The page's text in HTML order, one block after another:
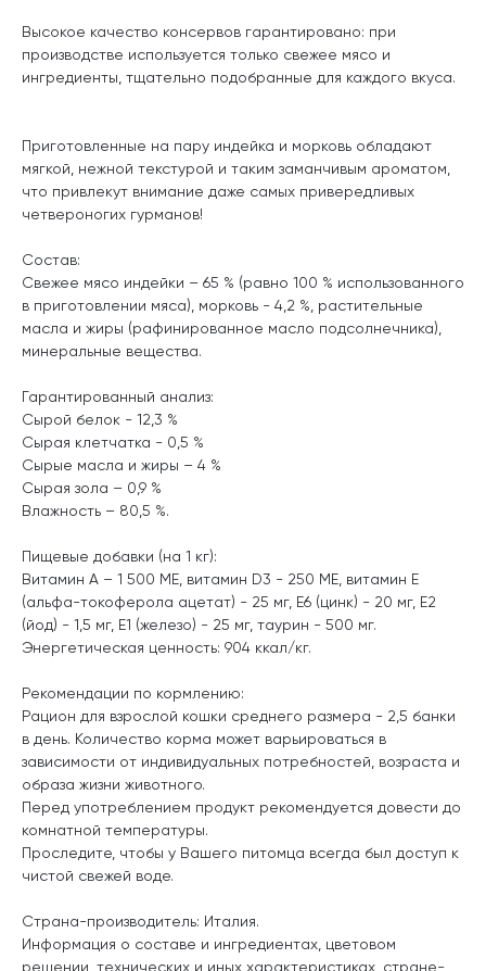
Высокое качество консервов гарантировано: при
производстве используется только свежее мясо и
ингредиенты, тщательно подобранные для каждого вкуса.
Приготовленные на пару индейка и морковь обладают
мягкой, нежной текстурой и таким заманчивым ароматом,
что привлекут внимание даже самых привередливых
четвероногих гурманов!
Состав:
Свежее мясо индейки – 65 % (равно 100 % использованного
в приготовлении мяса), морковь - 4,2 %, растительные
масла и жиры (рафинированное масло подсолнечника),
минеральные вещества.
Гарантированный анализ:
Сырой белок - 12,3 %
Сырая клетчатка - 0,5 %
Сырые масла и жиры – 4 %
Сырая зола – 0,9 %
Влажность – 80,5 %.
Пищевые добавки (на 1 кг):
Витамин А – 1 500 МЕ, витамин D3 - 250 МЕ, витамин Е
(альфа-токоферола ацетат) - 25 мг, Е6 (цинк) - 20 мг, Е2
(йод) - 1,5 мг, Е1 (железо) - 25 мг, таурин - 500 мг.
Энергетическая ценность: 904 ккал/кг.
Рекомендации по кормлению:
Рацион для взрослой кошки среднего размера - 2,5 банки
в день. Количество корма может варьироваться в
зависимости от индивидуальных потребностей, возраста и
образа жизни животного.
Перед употреблением продукт рекомендуется довести до
комнатной температуры.
Проследите, чтобы у Вашего питомца всегда был доступ к
чистой свежей воде.
Страна-производитель: Италия.
Информация о составе и ингредиентах, цветовом
решении, технических и иных характеристиках, стране-